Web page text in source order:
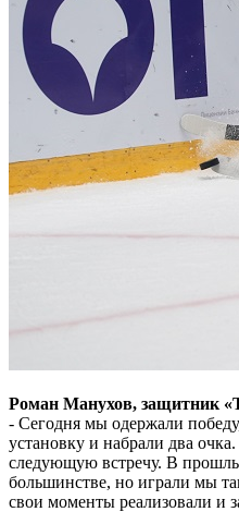
Роман Манухов, защитник
- Сегодня мы одержали
установку и набрали два
следующую встречу. В
большинстве, но играли мы
свои моменты реализовали и